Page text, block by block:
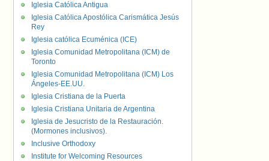
Iglesia Católica Antigua
Iglesia Católica Apostólica Carismática Jesús
Rey
Iglesia católica Ecuménica (ICE)
Iglesia Comunidad Metropolitana (ICM) de
Toronto
Iglesia Comunidad Metropolitana (ICM) Los
Ángeles-EE.UU.
Iglesia Cristiana de la Puerta
Iglesia Cristiana Unitaria de Argentina
Iglesia de Jesucristo de la Restauración.
(Mormones inclusivos).
Inclusive Orthodoxy
Institute for Welcoming Resources